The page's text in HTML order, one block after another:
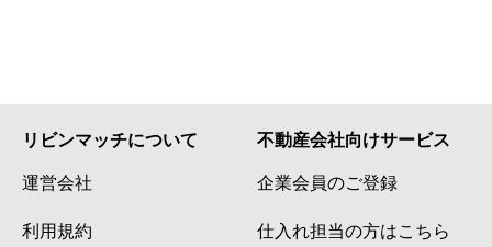
リビンマッチについて
運営会社
利用規約
不動産会社向けサービス
企業会員のご登録
仕入れ担当の方はこちら